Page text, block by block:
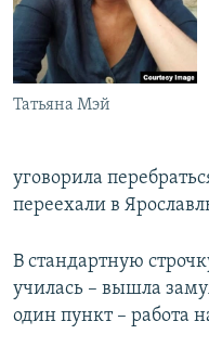
Татьяна Мэй
уговорила
переехали в
В стандартную
училась – вышла
один пункт – работа